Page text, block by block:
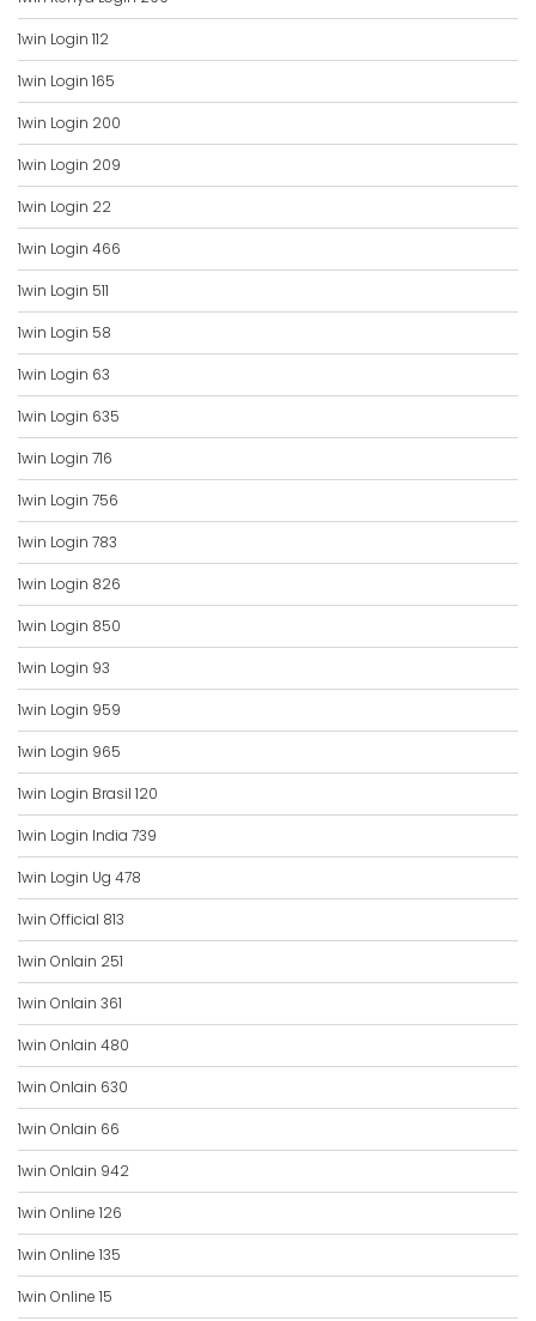
1win Login 112
1win Login 165
1win Login 200
1win Login 209
1win Login 22
1win Login 466
1win Login 511
1win Login 58
1win Login 63
1win Login 635
1win Login 716
1win Login 756
1win Login 783
1win Login 826
1win Login 850
1win Login 93
1win Login 959
1win Login 965
1win Login Brasil 120
1win Login India 739
1win Login Ug 478
1win Official 813
1win Onlain 251
1win Onlain 361
1win Onlain 480
1win Onlain 630
1win Onlain 66
1win Onlain 942
1win Online 126
1win Online 135
1win Online 15